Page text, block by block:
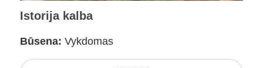
Istorija kalba
Būsena: Vykdomas